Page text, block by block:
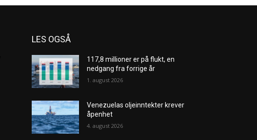
LES OGSÅ
117,8 millioner er på flukt, en
nedgang fra forrige år
1. august 2026
Venezuelas oljeinntekter krever
åpenhet
4. august 2026